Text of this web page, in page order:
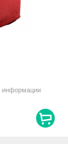
информации